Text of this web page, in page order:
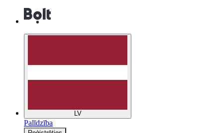
LV
Palīdzība